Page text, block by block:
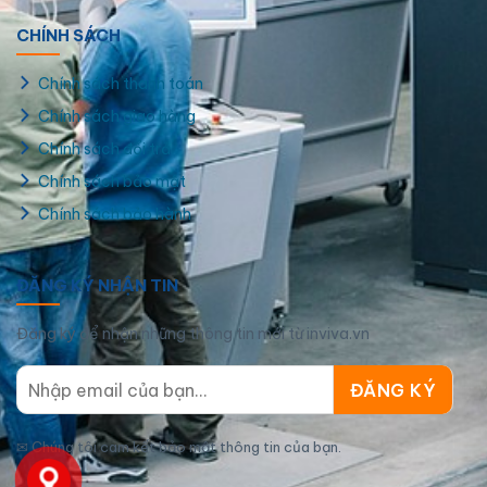
mong muốn
Mẫu lịch Tết số lượng ít có sẵn tại Viva
CHÍNH SÁCH
Chính sách thanh toán
Chính sách giao hàng
Chính sách đổi trả
Chính sách bảo mật
Chính sách bảo hành
ĐĂNG KÝ NHẬN TIN
Đăng ký để nhận những thông tin mới từ inviva.vn
✉Chúng tôi cam kết bảo mật thông tin của bạn.